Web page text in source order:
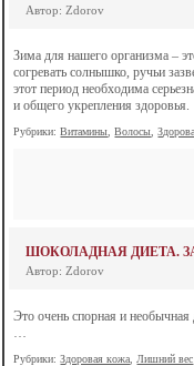
Автор: Zdorov
Зима для нашего организма –
согревать солнышко, ручьи
этот период необходима
и общего укрепления здоровья.
Рубрики:Витамины ,Волосы ,
ШОКОЛАДНАЯ ДИЕТА.
Автор: Zdorov
Это очень спорная и
…
Рубрики:Здоровая кожа Лишний вес